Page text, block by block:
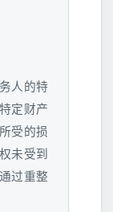
人的特
定财产
受的损
未受到
过重整